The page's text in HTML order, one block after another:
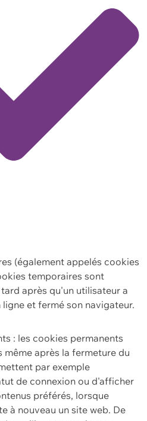
(également appelés cookies
temporaires sont
après qu'un utilisateur a
et fermé son navigateur.
: les cookies permanents
même après la fermeture du
par exemple
de connexion ou d'afficher
préférés, lorsque
à nouveau un site web. De